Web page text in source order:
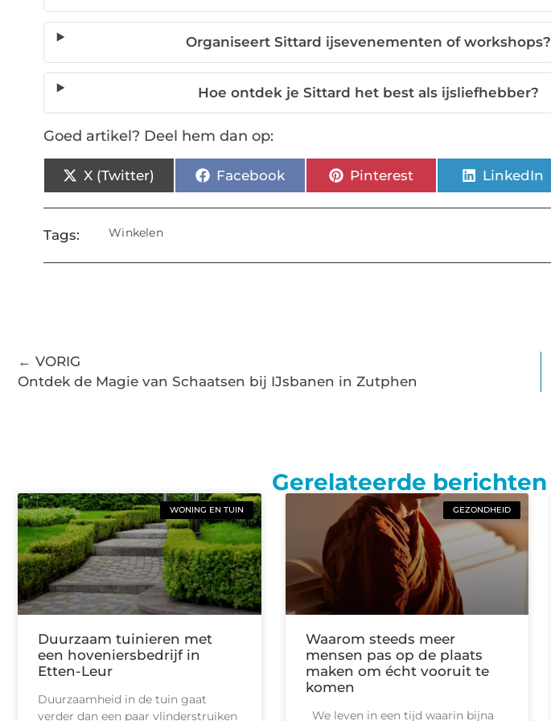
Organiseert Sittard ijsevenementen of workshops?
Hoe ontdek je Sittard het best als ijsliefhebber?
Goed artikel? Deel hem dan op:
X (Twitter) Facebook Pinterest LinkedIn
Tags: Winkelen
← VORIG
Ontdek de Magie van Schaatsen bij IJsbanen in Zutphen
Gerelateerde berichten
WONING EN TUIN
Duurzaam tuinieren met
een hoveniersbedrijf in
Etten-Leur
Duurzaamheid in de tuin gaat
verder dan een paar vlinderstruiken
GEZONDHEID
Waarom steeds meer
mensen pas op de plaats
maken om écht vooruit te
komen
We leven in een tijd waarin bijna